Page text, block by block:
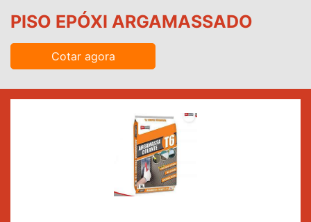
PISO EPÓXI ARGAMASSADO
Cotar agora